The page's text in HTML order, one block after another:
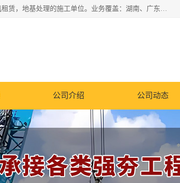
湖南业峻强夯基础工程有限公司是一家专业从事湖南强夯基础工程、强夯机租赁，地基处理的施工单位。业务覆盖：湖南、广东，江西等地。可承接1000KN.m-25000KN.m强夯（置换）工程。公司创始人是国内较早期从事强夯施工的建设者，经过多年的一步一个脚印的发展，在行业内具有较高的度和良好的口碑。
公司介绍 公司动态